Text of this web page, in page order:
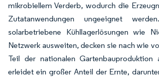
mikrobiellem Verderb, wodurch die
Zutatanwendungen ungeeignet
solarbetriebene Kühllagerlösungen wie
Netzwerk ausweiten, decken sie nach wie
Teil der nationalen Gartenbauproduktion
erleidet ein großer Anteil der Ernte,